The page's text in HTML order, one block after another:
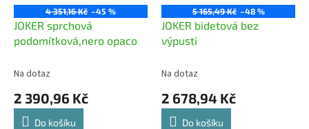
4 351,16 Kč –45 %
JOKER sprchová
podomítková,nero opaco
Na dotaz
2 390,96 Kč
Do košíku
5 165,49 Kč –48 %
JOKER bidetová bez
výpusti
Na dotaz
2 678,94 Kč
Do košíku